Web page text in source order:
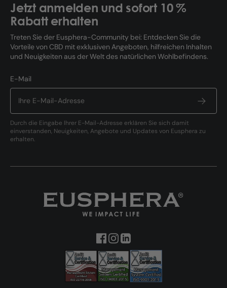
Jetzt anmelden und sofort 10 %
Rabatt erhalten
Treten Sie der Eusphera-Community bei: Entdecken Sie die
Vorteile von CBD mit exklusiven Angeboten, hilfreichen Inhalten
und Neuigkeiten aus der Welt des natürlichen Wohlbefindens.
E-Mail
Durch die Eingabe Ihrer E-Mail-Adresse erklären Sie sich damit
einverstanden, Neuigkeiten, Angebote und Updates von Eusphera zu
erhalten.